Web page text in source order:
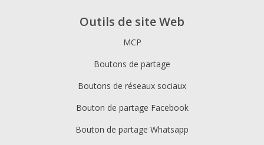
Outils de site Web
MCP
Boutons de partage
Boutons de réseaux sociaux
Bouton de partage Facebook
Bouton de partage Whatsapp